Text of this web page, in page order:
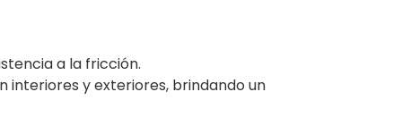
a la fricción.
interiores y exteriores, brindando un